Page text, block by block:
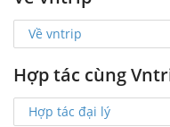
Về vntrip
Hợp tác cùng
Hợp tác đại lý